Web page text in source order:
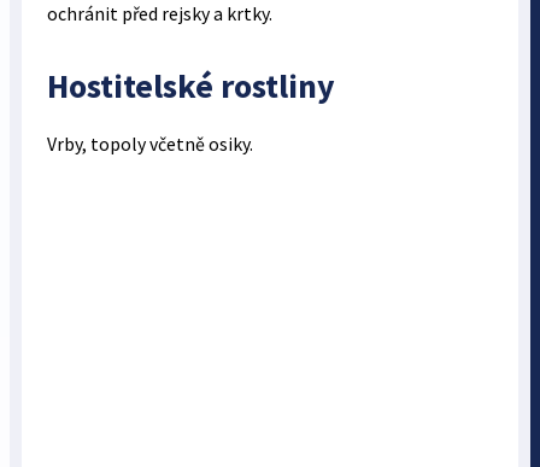
ochránit před rejsky a krtky.
Hostitelské rostliny
Vrby, topoly včetně osiky.